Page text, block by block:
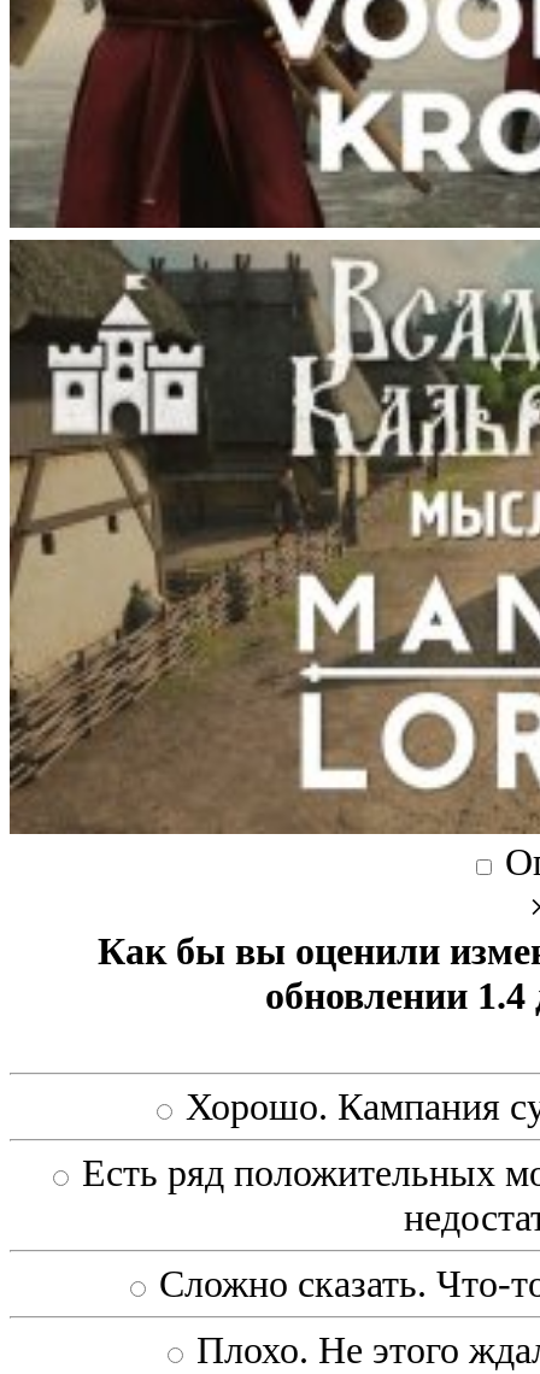
Как бы вы оценили
обновлении
Хорошо. Кампания
Есть ряд положительных
Сложно сказать. Что-
Плохо. Не этого